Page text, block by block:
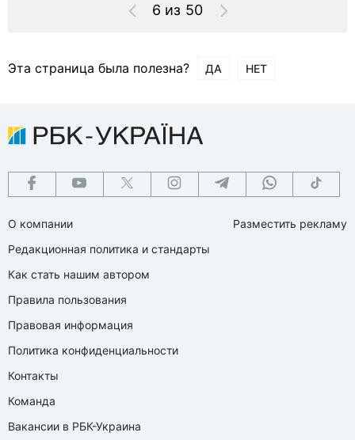
6 из 50
Эта страница была полезна? ДА НЕТ
О компании
Редакционная политика и стандарты
Как стать нашим автором
Правила пользования
Правовая информация
Политика конфиденциальности
Контакты
Команда
Вакансии в РБК-Украина
Разместить рекламу